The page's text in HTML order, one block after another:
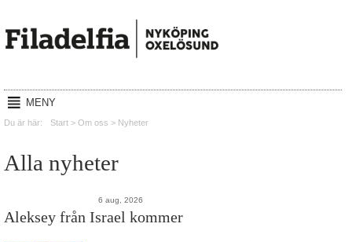
MENY
Hem
Reachout
Du är här: Start > Om oss > Nyheter
Alla nyheter
6 aug, 2026
Aleksey från Israel kommer